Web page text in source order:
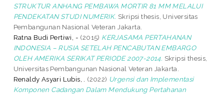
STRUKTUR ANHANG PEMBAWA MORTIR 81 MM MELALUI
PENDEKATAN STUDI NUMERIK. Skripsi thesis, Universitas
Pembangunan Nasional Veteran Jakarta.
Ratna Budi Pertiwi, - (2015) KERJASAMA PERTAHANAN
INDONESIA – RUSIA SETELAH PENCABUTAN EMBARGO
OLEH AMERIKA SERIKAT PERIODE 2007-2014. Skripsi thesis,
Universitas Pembangunan Nasional Veteran Jakarta.
Renaldy Asyari Lubis, .
(2022) Urgensi dan Implementasi
Komponen Cadangan Dalam Mendukung Pertahanan